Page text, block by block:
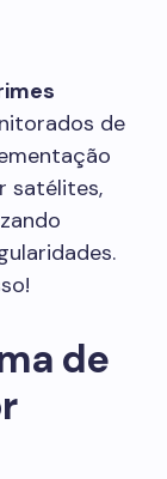
de
satélites,
de